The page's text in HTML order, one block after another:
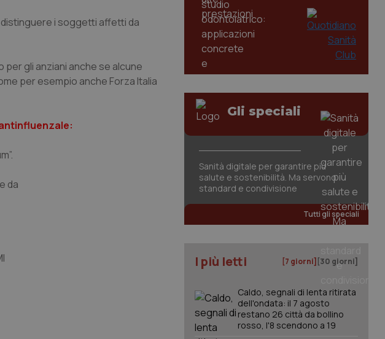
distinguere i soggetti affetti da
gli anziani anche se alcune
per esempio anche Forza Italia
da
Gli speciali
Sanità digitale per garantire più
salute e sostenibilità. Ma servono
standard e condivisione
Tutti gli speciali
I più letti [7 giorni] [30 giorni]
Caldo, segnali di lenta ritirata
dell'ondata: il 7 agosto
restano 26 città da bollino
rosso, l'8 scendono a 19